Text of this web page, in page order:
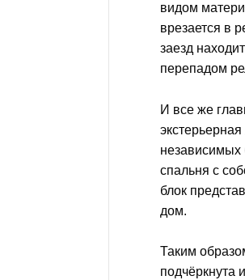
видом
врезается в
заезд
перепадом
И все же
независимых
спальня с
блок
дом.
Таким
подчёркнута